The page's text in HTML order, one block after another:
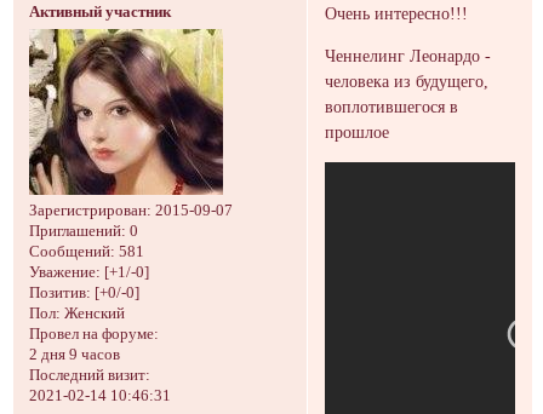
Активный участник
Зарегистрирован: 2015-09-07
Приглашений: 0
Сообщений: 581
Уважение: [+1/-0]
Позитив: [+0/-0]
Пол: Женский
Провел на форуме:
2 дня 9 часов
Последний визит:
2021-02-14 10:46:31
Очень интересно!!!
Ченнелинг Леонардо -
человека из будущего,
воплотившегося в
прошлое